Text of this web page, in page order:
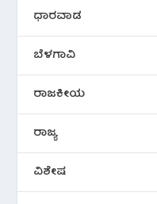
ಧಾರವಾಡ
ಬೆಳಗಾವಿ
ರಾಜಕೀಯ
ರಾಜ್ಯ
ವಿಶೇಷ